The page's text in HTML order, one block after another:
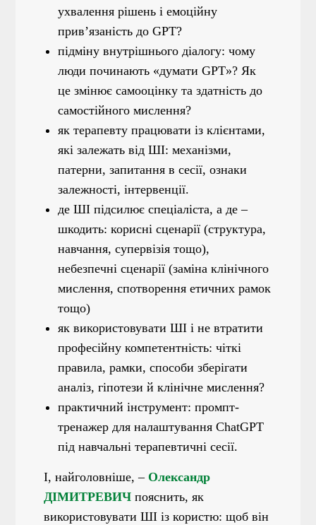
ухвалення рішень і емоційну
прив’язаність до GPT?
підміну внутрішнього діалогу: чому
люди починають «думати GPT»? Як
це змінює самооцінку та здатність до
самостійного мислення?
як терапевту працювати із клієнтами,
які залежать від ШІ: механізми,
патерни, запитання в сесії, ознаки
залежності, інтервенції.
де ШІ підсилює спеціаліста, а де –
шкодить: корисні сценарії (структура,
навчання, супервізія тощо),
небезпечні сценарії (заміна клінічного
мислення, спотворення етичних рамок
тощо)
як використовувати ШІ і не втратити
професійну компетентність: чіткі
правила, рамки, способи зберігати
аналіз, гіпотези й клінічне мислення?
практичний інструмент: промпт-
тренажер для налаштування ChatGPT
під навчальні терапевтичні сесії.
І, найголовніше, –Олександр
ДІМИТРЕВИЧ пояснить, як
використовувати ШІ із користю: щоб він